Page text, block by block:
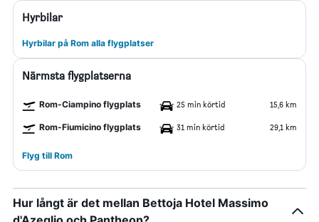
Hyrbilar
Hyrbilar på Rom alla flygplatser
Närmsta flygplatserna
Rom-Ciampino flygplats 25 min körtid 15,6 km
Rom-Fiumicino flygplats 31 min körtid 29,1 km
Flyg till Rom
Hur långt är det mellan Bettoja Hotel Massimo